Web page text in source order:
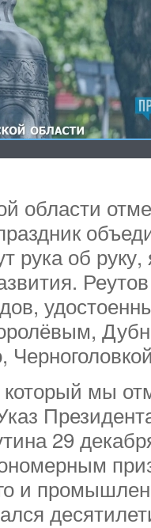
области
рука об
который мы
29
и